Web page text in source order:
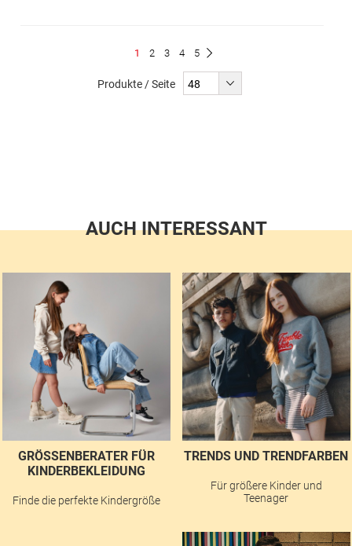
Du
1 Seite
2 Seite
3 Seite
4 Seite
5
Produkte / Seite
AUCH INTERESSANT
GRÖSSENBERATER FÜR K
INDERBEKLEIDUNG
Finde die perfekte Kindergröße
TRENDS UND TRENDFARBEN
Für größere Kinder und
Teenager